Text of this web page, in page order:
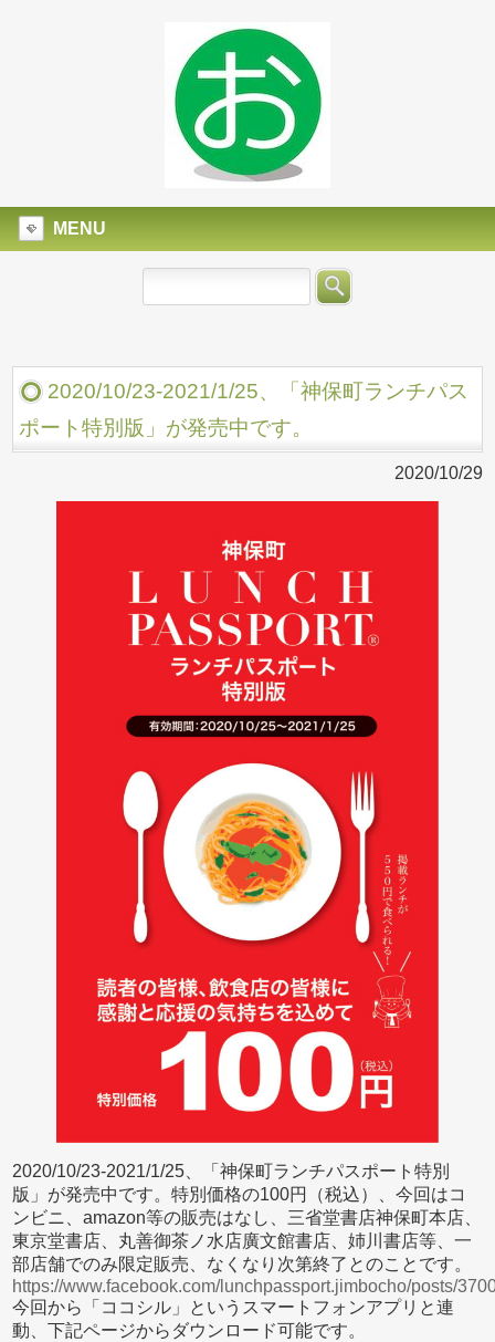
MENU
2020/10/23-2021/1/25、「神保町ランチパス
ポート特別版」が発売中です。
2020/10/29
2020/10/23-2021/1/25、「神保町ランチパスポート特別
版」が発売中です。特別価格の100円（税込）、今回はコ
ンビニ、amazon等の販売はなし、三省堂書店神保町本店、
東京堂書店、丸善御茶ノ水店廣文館書店、姉川書店等、一
部店舗でのみ限定販売、なくなり次第終了とのことです。
https://www.facebook.com/lunchpassport.jimbocho/posts/
今回から「ココシル」というスマートフォンアプリと連
動、下記ページからダウンロード可能です。